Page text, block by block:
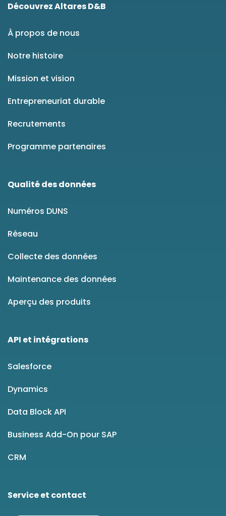
Découvrez Altares D&B
À propos de nous
Notre histoire
Mission et vision
Entrepreneuriat durable
Recrutements
Programme partenaires
Qualité des données
Numéros DUNS
Réseau
Collecte des données
Maintenance des données
Aperçu des produits
API et intégrations
Salesforce
Dynamics
Data Block API
Business Add-On pour SAP
CRM
Service et contact